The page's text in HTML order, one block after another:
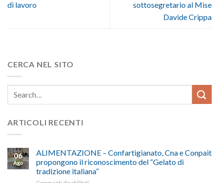
di lavoro
sottosegretario al Mise
Davide Crippa
CERCA NEL SITO
ARTICOLI RECENTI
06
Ago
ALIMENTAZIONE – Confartigianato, Cna e Conpait
propongono il riconoscimento del “Gelato di
tradizione italiana”